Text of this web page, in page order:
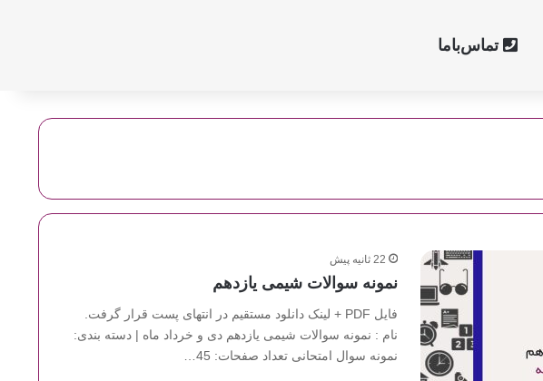
تماس‌با‌ما
22 ثانیه پیش
نمونه سوالات شیمی یازدهم
فایل PDF + لینک دانلود مستقیم در انتهای پست قرار گرفت.
نام : نمونه سوالات شیمی یازدهم دی و خرداد ماه | دسته بندی:
نمونه سوال امتحانی تعداد صفحات: 45…